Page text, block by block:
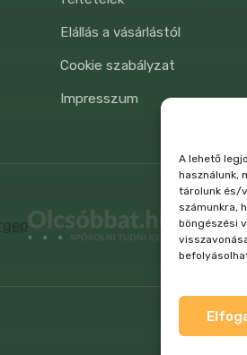
A lehető
használunk,
tárolunk és/
számunkra,
böngészési
Elállás a vásárlástól
Cookie szabályzat
Impresszum